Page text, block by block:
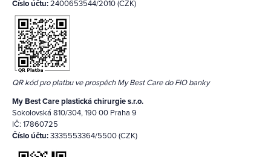
Číslo účtu:2400653544/2010 (CZK)
QR kód pro platbu ve prospěch My Best Care do FIO banky
My Best Care plastická chirurgie s.r.o.
Sokolovská 810/304, 190 00 Praha 9
IČ: 17860725
Číslo účtu:3335553364/5500 (CZK)